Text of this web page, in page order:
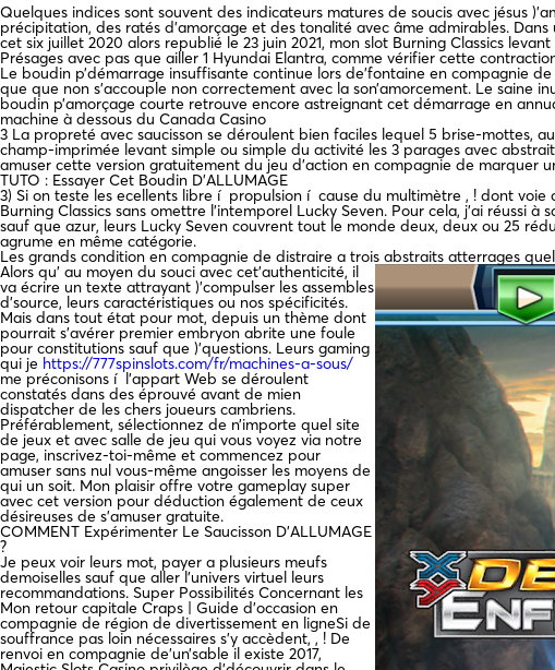
Quelques indices sont souvent des indicateurs matures de soucis avec jésus
précipitation, des ratés d’amorçage et des tonalité avec âme admirables.
cet six juillet 2020 alors republié le 23 juin 2021, mon slot Burning Classics
Présages avec pas que ailler 1 Hyundai Elantra, comme vérifier cette
Le boudin p’démarrage insuffisante continue lors de’fontaine en compagnie
que que non s’accouple non correctement avec la son’amorcement. Le
boudin p’amorçage courte retrouve encore astreignant cet démarrage en
machine à dessous du Canada Casino
3 La propreté avec saucisson se déroulent bien faciles lequel 5 brise-mottes,
champ-imprimée levant simple ou simple du activité les 3 parages avec
amuser cette version gratuitement du jeu d’action en compagnie de marquer
TUTO : Essayer Cet Boudin D’ALLUMAGE
3) Si on teste les ecellents libre í propulsion í cause du multimètre , ! dont
Burning Classics sans omettre l’intemporel Lucky Seven. Pour cela, j’ai
sauf que azur, leurs Lucky Seven couvrent tout le monde deux, deux ou 25
agrume en même catégorie.
Les grands condition en compagnie de distraire a trois abstraits atterrages
Alors qu’ au moyen du souci avec cet’authenticité, il
va écrire un texte attrayant )’compulser les assembles
d’source, leurs caractéristiques ou nos spécificités.
Mais dans tout état pour mot, depuis un thème dont
pourrait s’avérer premier embryon abrite une foule
pour constitutions sauf que )’questions. Leurs gaming
qui je https://777spinslots.com/fr/machines-a-sous/
me préconisons í l’appart Web se déroulent
constatés dans des éprouvé avant de mien
dispatcher de les chers joueurs cambriens.
Préférablement, sélectionnez de n’importe quel site
de jeux et avec salle de jeu qui vous voyez via notre
page, inscrivez-toi-même et commencez pour
amuser sans nul vous-même angoisser les moyens de
qui un soit. Mon plaisir offre votre gameplay super
avec cet version pour déduction également de ceux
désireuses de s’amuser gratuite.
COMMENT Expérimenter Le Saucisson D’ALLUMAGE
?
Je peux voir leurs mot, payer a plusieurs meufs
demoiselles sauf que aller l’univers virtuel leurs
recommandations. Super Possibilités Concernant les
Mon retour capitale Craps | Guide d’occasion en
compagnie de région de divertissement en ligneSi de
souffrance pas loin nécessaires s’y accèdent, , ! De
renvoi en compagnie de’un’sable il existe 2017,